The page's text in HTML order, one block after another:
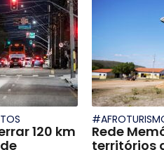
120 km
Rede
territórios